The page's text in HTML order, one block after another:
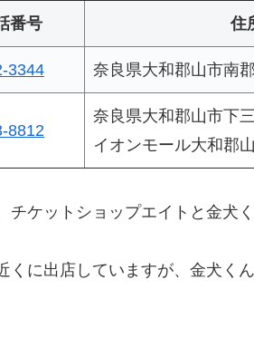
番号 住
3344 奈良県大和郡山市南
8812
奈良県大和郡山市下
イオンモール大和郡
ケットショップエイトと金犬く
くに出店していますが、金犬く